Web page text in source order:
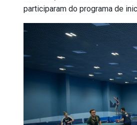
participaram do programa de